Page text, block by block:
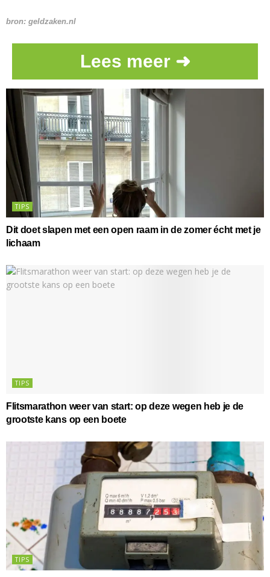
bron: geldzaken.nl
Lees meer ➜
TIPS
Dit doet slapen met een open raam in de zomer écht met je
lichaam
TIPS
Flitsmarathon weer van start: op deze wegen heb je de
grootste kans op een boete
TIPS